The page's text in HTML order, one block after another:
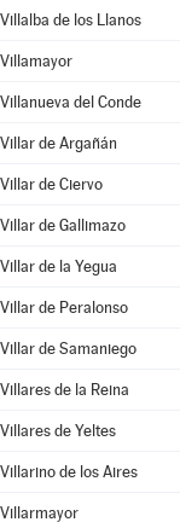
Villalba de los Llanos
Villamayor
Villanueva del Conde
Villar de Argañán
Villar de Ciervo
Villar de Gallimazo
Villar de la Yegua
Villar de Peralonso
Villar de Samaniego
Villares de la Reina
Villares de Yeltes
Villarino de los Aires
Villarmayor